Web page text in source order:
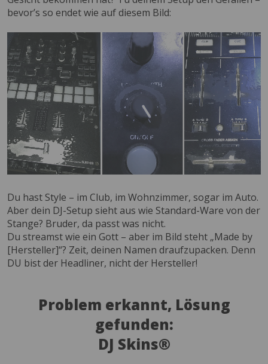
bevor’s so endet wie auf diesem Bild:
Du hast Style – im Club, im Wohnzimmer, sogar im Auto.
Aber dein DJ-Setup sieht aus wie Standard-Ware von der
Stange? Bruder, da passt was nicht.
Du streamst wie ein Gott – aber im Bild steht „Made by
[Hersteller]“? Zeit, deinen Namen draufzupacken. Denn
DU bist der Headliner, nicht der Hersteller!
Problem erkannt, Lösung
gefunden:
DJ Skins®